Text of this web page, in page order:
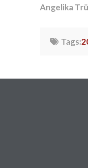
Angelika
Tags: